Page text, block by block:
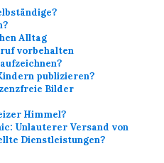
Alltag
vorbehalten
publizieren?
Bilder
Himmel?
Unlauterer Versand von
Dienstleistungen?